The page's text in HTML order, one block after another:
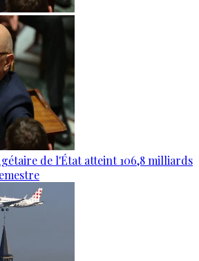
de l'État atteint 106,8 milliards